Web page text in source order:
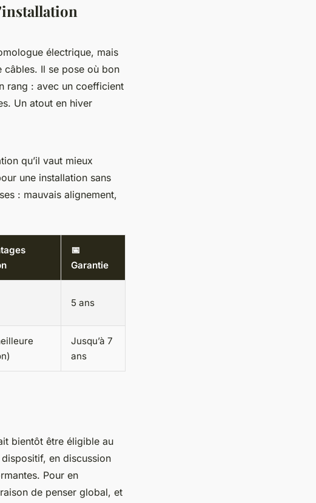
électrique, mais
câbles. Il se pose où bon
rang : avec un coefficient
Un atout en hiver
qu’il vaut mieux
une installation sans
: mauvais alignement,
📅
Garantie
5 ans
Jusqu’à 7
ans
bientôt être éligible au
en discussion
Pour en
de penser global, et